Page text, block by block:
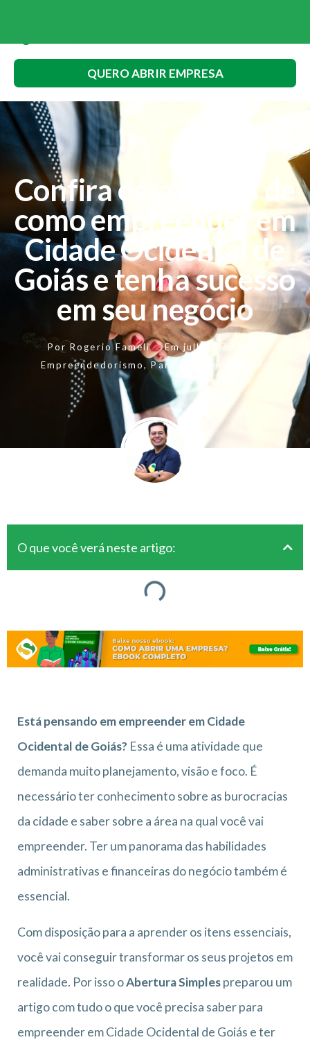
QUERO ABRIR EMPRESA
Confira essas dicas de
como empreender em
Cidade Ocidental de
Goiás e tenha sucesso
em seu negócio
Por Rogerio Fameli Em julho 17, 2018
Empreendedorismo,Para Empreendedores
O que você verá neste artigo:
Está pensando em empreender em Cidade
Ocidental de Goiás? Essa é uma atividade que
demanda muito planejamento, visão e foco. É
necessário ter conhecimento sobre as burocracias
da cidade e saber sobre a área na qual você vai
empreender. Ter um panorama das habilidades
administrativas e financeiras do negócio também é
essencial.
Com disposição para a aprender os itens essenciais,
você vai conseguir transformar os seus projetos em
realidade. Por isso oAbertura Simplespreparou um
artigo com tudo o que você precisa saber para
empreender em Cidade Ocidental de Goiás e ter